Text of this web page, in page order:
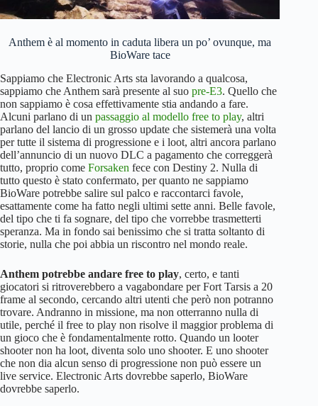
Anthem è al momento in caduta libera un po’ ovunque, ma
BioWare tace
Sappiamo che Electronic Arts sta lavorando a qualcosa,
sappiamo che Anthem sarà presente al suo pre-E3. Quello che
non sappiamo è cosa effettivamente stia andando a fare.
Alcuni parlano di un passaggio al modello free to play, altri
parlano del lancio di un grosso update che sistemerà una volta
per tutte il sistema di progressione e i loot, altri ancora parlano
dell’annuncio di un nuovo DLC a pagamento che correggerà
tutto, proprio come Forsaken fece con Destiny 2. Nulla di
tutto questo è stato confermato, per quanto ne sappiamo
BioWare potrebbe salire sul palco e raccontarci favole,
esattamente come ha fatto negli ultimi sette anni. Belle favole,
del tipo che ti fa sognare, del tipo che vorrebbe trasmetterti
speranza. Ma in fondo sai benissimo che si tratta soltanto di
storie, nulla che poi abbia un riscontro nel mondo reale.
Anthem potrebbe andare free to play, certo, e tanti
giocatori si ritroverebbero a vagabondare per Fort Tarsis a 20
frame al secondo, cercando altri utenti che però non potranno
trovare. Andranno in missione, ma non otterranno nulla di
utile, perché il free to play non risolve il maggior problema di
un gioco che è fondamentalmente rotto. Quando un looter
shooter non ha loot, diventa solo uno shooter. E uno shooter
che non dia alcun senso di progressione non può essere un
live service. Electronic Arts dovrebbe saperlo, BioWare
dovrebbe saperlo.